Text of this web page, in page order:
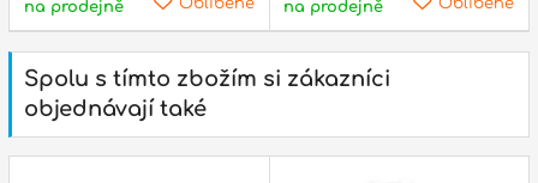
Oblíbené
na prodejně
Oblíbené
na prodejně
Spolu s tímto zbožím si zákazníci
objednávají také